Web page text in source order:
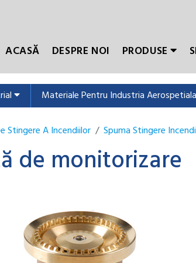
ACASĂ
DESPRE NOI PRODUSE
Materiale Pentru Industria Aerospetiala
Stingere A Incendiilor Spuma Stingere
de monitorizare